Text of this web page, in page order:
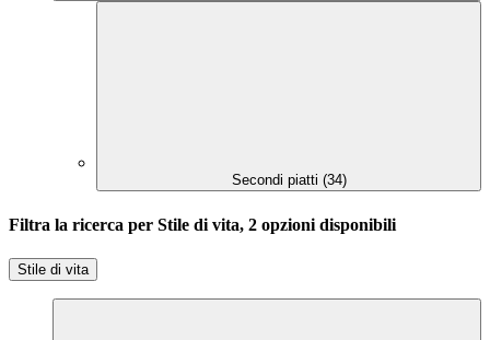
Secondi piatti (34)
Filtra la ricerca per Stile di vita, 2 opzioni disponibili
Stile di vita